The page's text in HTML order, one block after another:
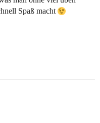
Spaß macht